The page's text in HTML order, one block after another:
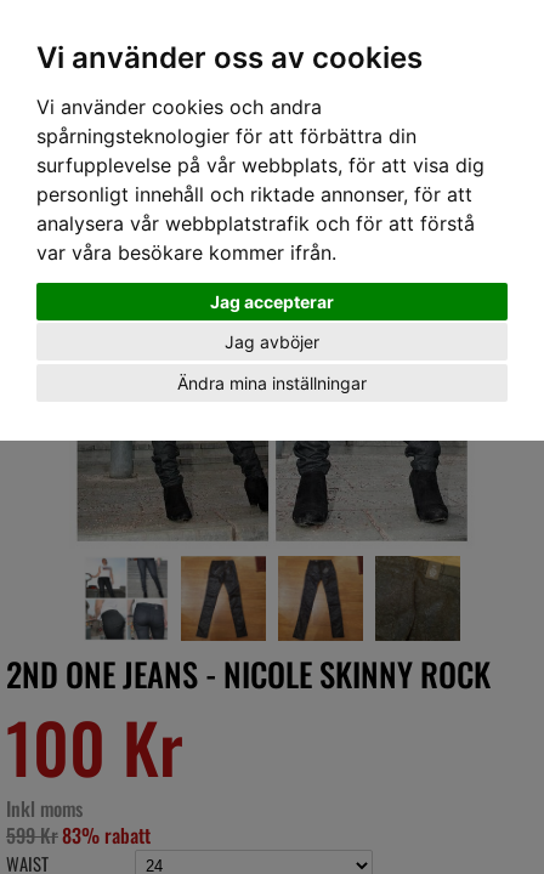
Vi använder oss av cookies
Vi använder cookies och andra
spårningsteknologier för att förbättra din
surfupplevelse på vår webbplats, för att visa dig
personligt innehåll och riktade annonser, för att
analysera vår webbplatstrafik och för att förstå
var våra besökare kommer ifrån.
Jag accepterar
Jag avböjer
Ändra mina inställningar
Hem› ALLA REAVAROR› 2ND ONE JEANS - NICOLE SKINNY ROCK
2ND ONE JEANS - NICOLE SKINNY ROCK
100 Kr
Inkl moms
599 Kr83% rabatt
WAIST